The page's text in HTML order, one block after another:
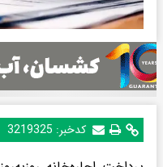
کدخبر: 3219325